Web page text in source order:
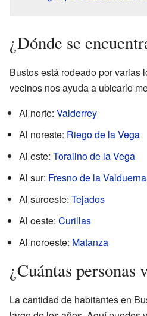
¿Dónde se
Bustos está rodeado por varias
vecinos nos ayuda a ubicarlo
Al norte: Valderrey
Al noreste: Riego de la Vega
Al este: Toralino de la Vega
Al sur: Fresno de la Valduerna
Al suroeste: Tejados
Al oeste: Curillas
Al noroeste: Matanza
¿Cuántas personas
La cantidad de habitantes en